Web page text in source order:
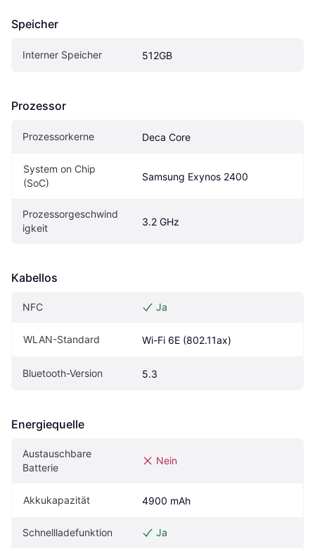
Speicher
Interner Speicher 512GB
Prozessor
Prozessorkerne Deca Core
System on Chip
(SoC)
Samsung Exynos 2400
Prozessorgeschwind
igkeit
3.2 GHz
Kabellos
NFC Ja
WLAN-Standard Wi-Fi 6E (802.11ax)
Bluetooth-Version 5.3
Energiequelle
Austauschbare
Batterie
Nein
Akkukapazität 4900 mAh
Schnellladefunktion Ja